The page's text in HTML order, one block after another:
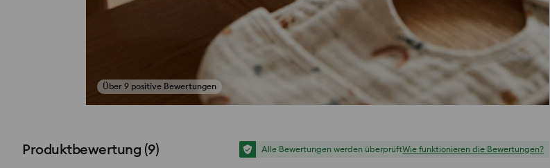
Über 9 positive Bewertungen
Fotos aus Bewertungen ansehen
Produktbewertung (9) Alle Bewertungen werden überprüftWie funktionieren die Bewertungen?